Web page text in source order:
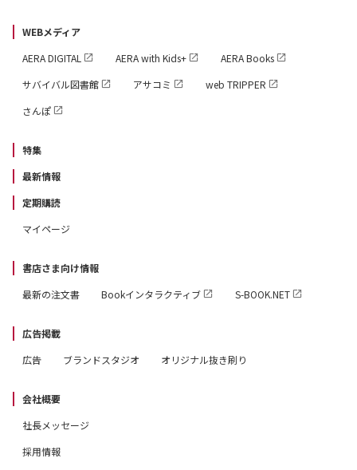
WEBメディア
AERA DIGITAL
AERA with Kids+
AERA Books
サバイバル図書館
アサコミ
web TRIPPER
さんぽ
特集
最新情報
定期購読
マイページ
書店さま向け情報
最新の注文書
Bookインタラクティブ S-BOOK.NET
広告掲載
広告
ブランドスタジオ オリジナル抜き刷り
会社概要
社長メッセージ
採用情報